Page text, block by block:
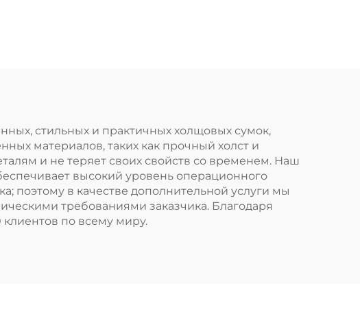
и
косметичка с
логотипом
стильных и практичных холщовых сумок,
материалов, таких как прочный холст и
и не теряет своих свойств со временем. Наш
высокий уровень операционного
поэтому в качестве дополнительной услуги мы
требованиями заказчика. Благодаря
по всему миру.